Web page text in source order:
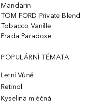
Mandarin
TOM FORD Private Blend
Tobacco Vanille
Prada Paradoxe
POPULÁRNÍ TÉMATA
Letní Vůně
Retinol
Kyselina mléčná